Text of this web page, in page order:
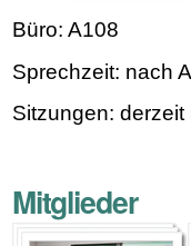
Büro: A108
Sprechzeit: nach
Sitzungen:
Mitglieder